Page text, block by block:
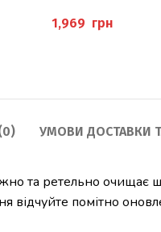
грн
УМОВИ ДОСТАВКИ
та ретельно очищає
відчуйте помітно